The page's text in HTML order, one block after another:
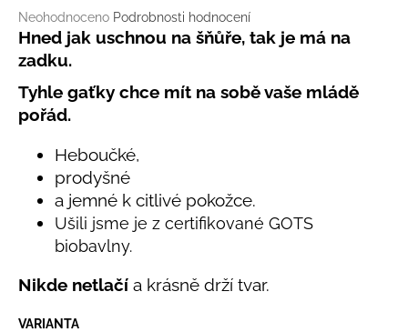
Průměrné
hodnocení
produktu
je
0,0
z
5
Neohodnoceno Podrobnosti hodnocení
Hned jak uschnou na šňůře, tak je má na
zadku.
Tyhle gaťky chce mít na sobě vaše mládě
pořád.
Heboučké,
prodyšné
a jemné k citlivé pokožce.
Ušili jsme je z certifikované GOTS
biobavlny.
Nikde netlačí a krásně drží tvar.
VARIANTA
D
o
p
o
r
u
BAMBUSOVÉ
NÁMOŘNICKÉ